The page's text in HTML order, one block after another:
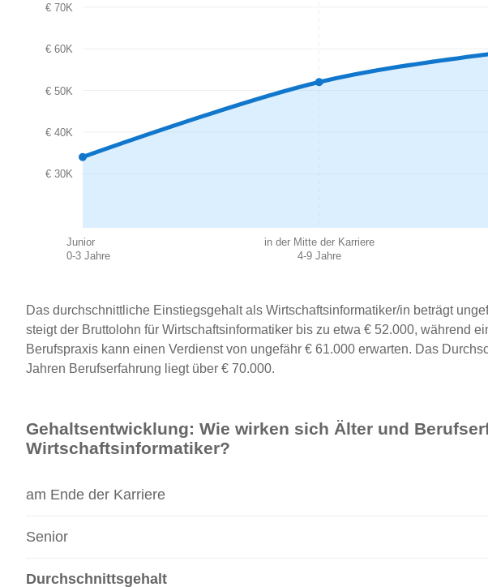
€ 30K
€ 40K
€ 50K
€ 60K
€ 70K
Junior
0-3 Jahre
in der Mitte der Karriere
4-9 Jahre
Das durchschnittliche Einstiegsgehalt als Wirtschaftsinformatiker/in beträgt
steigt der Bruttolohn für Wirtschaftsinformatiker bis zu etwa € 52.000, während
Berufspraxis kann einen Verdienst von ungefähr € 61.000 erwarten. Das
Jahren Berufserfahrung liegt über € 70.000.
Gehaltsentwicklung: Wie wirken sich Älter und
Wirtschaftsinformatiker?
am Ende der Karriere
Senior
Durchschnittsgehalt